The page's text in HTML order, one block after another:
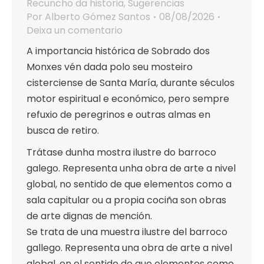
Recuncho da historia, Sugerencias
Por Alberto Gómez Santos
08/08/2026
Deixa un comentario
A importancia histórica de Sobrado dos
Monxes vén dada polo seu mosteiro
cisterciense de Santa María, durante séculos
motor espiritual e económico, pero sempre
refuxio de peregrinos e outras almas en
busca de retiro.
Trátase dunha mostra ilustre do barroco
galego. Representa unha obra de arte a nivel
global, no sentido de que elementos como a
sala capitular ou a propia cociña son obras
de arte dignas de mención.
Se trata de una muestra ilustre del barroco
gallego. Representa una obra de arte a nivel